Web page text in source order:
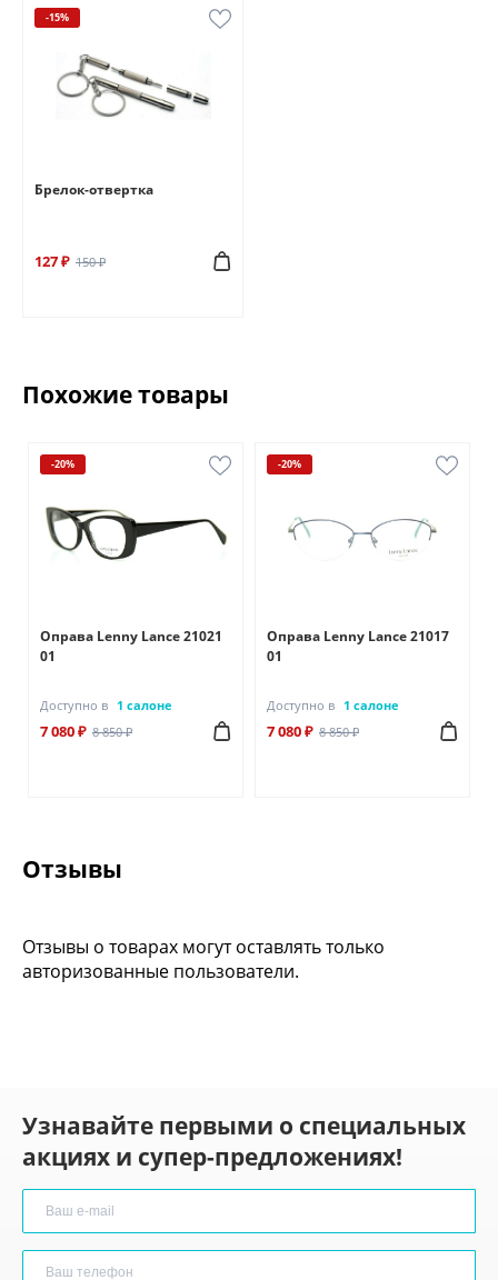
-15%
Брелок-отвертка
127 ₽ 150 ₽
Похожие товары
-20%
Оправа Lenny Lance 21021
01
Доступно в 1 салоне
7 080 ₽ 8 850 ₽
-20%
Оправа Lenny Lance 21017
01
Доступно в 1 салоне
7 080 ₽ 8 850 ₽
Отзывы
Отзывы о товарах могут оставлять только
авторизованные пользователи.
Узнавайте первыми о специальных
акциях и супер-предложениях!